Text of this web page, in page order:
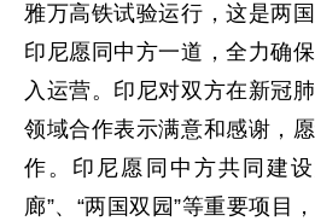
雅万高铁试验运行，这是两
印尼愿同中方一道，全力确
入运营。印尼对双方在新冠
领域合作表示满意和感谢，
作。印尼愿同中方共同建
廊”、“两国双园”等重要项目